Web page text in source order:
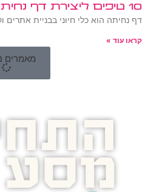
10 טיפים ליצירת דף נחיתה שממיר
דף נחיתה הוא כלי חיוני בבניית
קראו עוד »
מאמרים
מסע